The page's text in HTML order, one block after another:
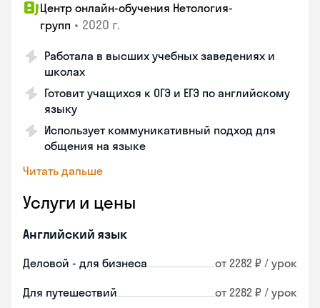
Центр онлайн-обучения Нетология-
групп • 2020 г.
Работала в высших учебных заведениях и
школах
Готовит учащихся к ОГЭ и ЕГЭ по английскому
языку
Использует коммуникативный подход для
общения на языке
Читать дальше
Услуги и цены
Английский язык
Деловой - для бизнеса от 2282 ₽ / урок
Для путешествий от 2282 ₽ / урок